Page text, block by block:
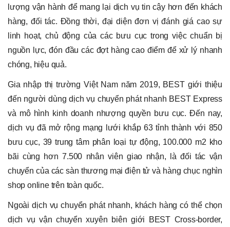
lượng vận hành để mang lại dịch vụ tin cậy hơn đến khách
hàng, đối tác. Đồng thời, đại diện đơn vị đánh giá cao sự
linh hoạt, chủ động của các bưu cục trong việc chuẩn bị
nguồn lực, đón đầu các đợt hàng cao điểm để xử lý nhanh
chóng, hiệu quả.
Gia nhập thị trường Việt Nam năm 2019, BEST giới thiệu
đến người dùng dịch vụ chuyển phát nhanh BEST Express
và mô hình kinh doanh nhượng quyền bưu cục. Đến nay,
dịch vụ đã mở rộng mạng lưới khắp 63 tỉnh thành với 850
bưu cục, 39 trung tâm phân loại tự động, 100.000 m2 kho
bãi cùng hơn 7.500 nhân viên giao nhận, là đối tác vận
chuyển của các sàn thương mại điện tử và hàng chục nghìn
shop online trên toàn quốc.
Ngoài dịch vụ chuyển phát nhanh, khách hàng có thể chọn
dịch vụ vận chuyển xuyên biên giới BEST Cross-border,